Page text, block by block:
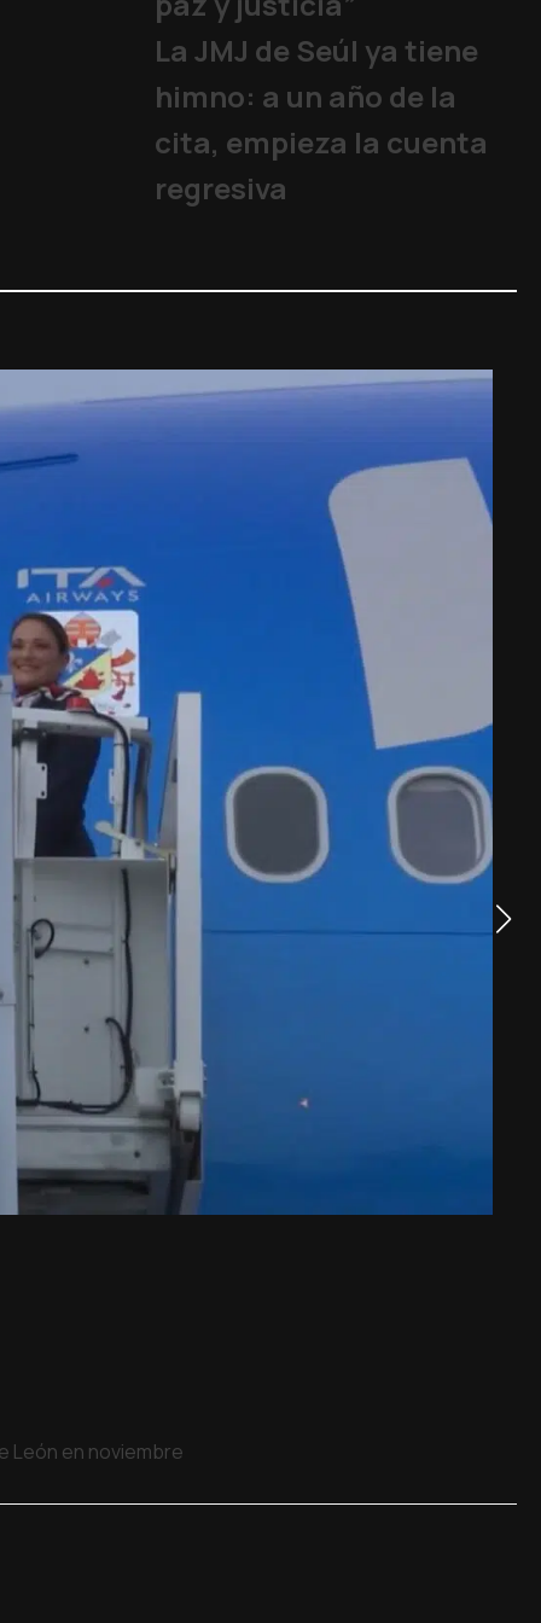
La JMJ de Seúl ya tiene
himno: a un año de la
cita, empieza la cuenta
regresiva
León en noviembre